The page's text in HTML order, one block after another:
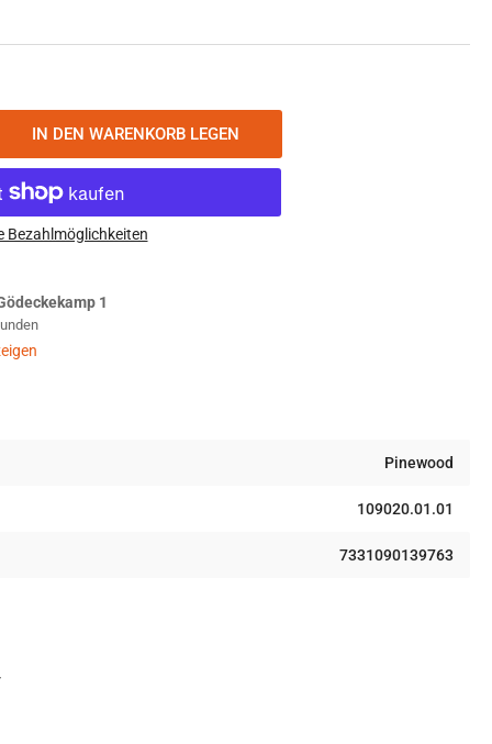
IN DEN WARENKORB LEGEN
Bezahlmöglichkeiten
1
Pinewood
109020.01.01
7331090139763